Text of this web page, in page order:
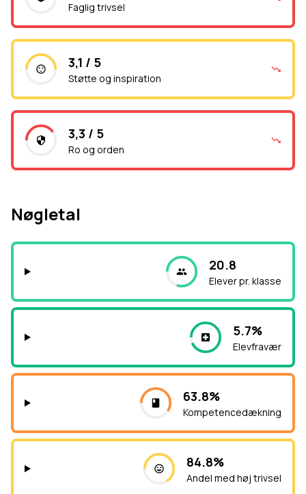
Faglig trivsel
3,1 / 5
Støtte og inspiration
3,3 / 5
Ro og orden
Nøgletal
20.8
Elever pr. klasse
5.7%
Elevfravær
63.8%
Kompetencedækning
84.8%
Andel med høj trivsel